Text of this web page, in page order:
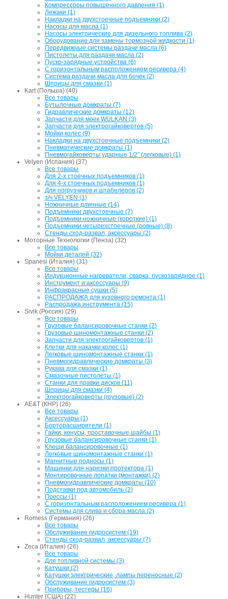
Компрессоры повышенного давления (1)
Лежаки (1)
Накладки на двухстоечные подъемники (2)
Насосы для масла (1)
Насосы электрические для дизельного топлива (2)
Оборудование для замены тормозной жидкости (1)
Передвижные системы раздачи масла (6)
Пистолеты для раздачи масла (2)
Пуско-зарядные устройства (6)
С горизонтальным расположением ресивера (4)
Система раздачи масла для бочек (2)
Шприцы для смазки (1)
Kart (Польша) (40)
Все товары
Бутылочные домкраты (7)
Гидравлические домкраты (12)
Запчасти для моек WULKAN (3)
Запчасти для электрогайковертов (5)
Мойки колес (9)
Накладки на двухстоечные подъемники (2)
Пневматические домкраты (1)
Пневмогайковерты ударные 1/2" (легковые) (1)
Velyen (Испания) (37)
Все товары
Для 2-х стоечных подъемников (1)
Для 4-х стоечных подъемников (1)
Для погрузчиков и штабелеров (2)
з/ч VELYEN (1)
Ножничные длинные (14)
Подъемники двухстоечные (7)
Подъемники ножничные (короткие) (1)
Подъемники четырехстоечные (ровные) (8)
Стенды сход-развал, аксессуары (2)
Моторные Технологии (Пенза) (32)
Все товары
Мойки деталей (32)
Spanesi (Италия) (31)
Все товары
Индукционные нагреватели, сварка, пускозарядное (1)
Инструмент и аксессуары (9)
Инфракрасные сушки (5)
РАСПРОДАЖА для кузовного ремонта (1)
Распродажа инструмента (15)
Sivik (Россия) (29)
Все товары
Грузовые балансировочные станки (2)
Грузовые шиномонтажные станки (2)
Запчасти для электрогайковертов (1)
Клетки для накачки колес (1)
Легковые шиномонтажные станки (1)
Пневмогидравлические домкраты (3)
Рукава для смазки (1)
Смазочные пистолеты (1)
Станки для правки дисков (11)
Шприцы для смазки (4)
Электрогайковерты (грузовые) (2)
AE&T (КНР) (26)
Все товары
Аксессуары (1)
Борторасширители (1)
Гайки, конусы, проставочные шайбы (1)
Грузовые балансировочные станки (1)
Клещи балансировочные (1)
Легковые шиномонтажные станки (1)
Магнитные подносы (1)
Машинки для нарезки протектора (1)
Монтировочные лопатки (монтажки) (2)
Пневмогидравлические домкраты (10)
Подставки под автомобиль (2)
Прессы (1)
С горизонтальным расположением ресивера (1)
Системы для слива и сбора масла (2)
Romess (Германия) (26)
Все товары
Обслуживание гидросистем (19)
Стенды сход-развал, аксессуары (7)
Zeca (Италия) (26)
Все товары
Для топливной системы (3)
Катушки (2)
Катушки электрические, лампы переносные (2)
Обслуживание гидросистем (3)
Приборы, тестеры (16)
Hunter (США) (22)